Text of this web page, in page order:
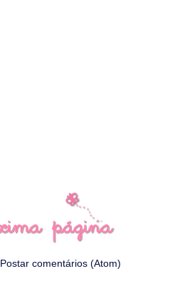
Postar comentários (Atom)